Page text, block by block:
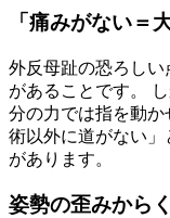
「痛みがない＝
外反母趾の恐ろし
があることです。
分の力では指を動
術以外に道がない
があります。
姿勢の歪みから